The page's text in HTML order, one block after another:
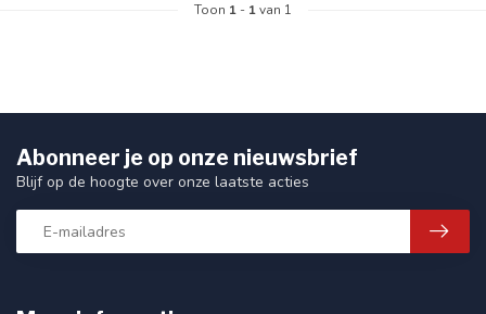
Toon 1 - 1van 1
Abonneer je op onze nieuwsbrief
Blijf op de hoogte over onze laatste acties